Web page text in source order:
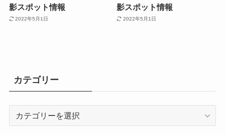
影スポット情報
2022年5月1日
影スポット情報
2022年5月1日
カテゴリー